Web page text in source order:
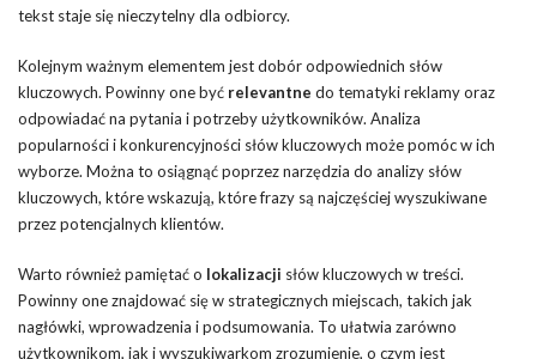
tekst staje się nieczytelny dla odbiorcy.
Kolejnym ważnym elementem jest dobór odpowiednich słów
kluczowych. Powinny one być relevantne do tematyki reklamy oraz
odpowiadać na pytania i potrzeby użytkowników. Analiza
popularności i konkurencyjności słów kluczowych może pomóc w ich
wyborze. Można to osiągnąć poprzez narzędzia do analizy słów
kluczowych, które wskazują, które frazy są najczęściej wyszukiwane
przez potencjalnych klientów.
Warto również pamiętać o lokalizacji słów kluczowych w treści.
Powinny one znajdować się w strategicznych miejscach, takich jak
nagłówki, wprowadzenia i podsumowania. To ułatwia zarówno
użytkownikom, jak i wyszukiwarkom zrozumienie, o czym jest